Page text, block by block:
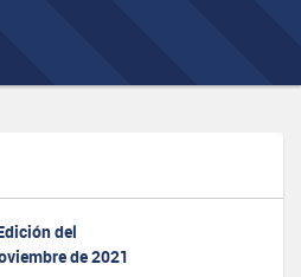
del
de 2021